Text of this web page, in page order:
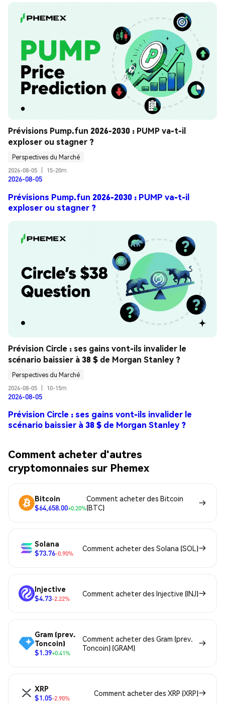
Prévisions Pump.fun 2026-2030 : PUMP va-t-il
exploser ou stagner ?
Perspectives du Marché
2026-08-05
15-20m
2026-08-05
Prévisions Pump.fun 2026-2030 : PUMP va-t-il
exploser ou stagner ?
Prévision Circle : ses gains vont-ils invalider le
scénario baissier à 38 $ de Morgan Stanley ?
Perspectives du Marché
2026-08-05
10-15m
2026-08-05
Prévision Circle : ses gains vont-ils invalider le
scénario baissier à 38 $ de Morgan Stanley ?
Comment acheter d'autres
cryptomonnaies sur Phemex
Bitcoin
$64,658.00+0.20%
Comment acheter des Bitcoin
(BTC)
Solana
$73.76-0.90%
Comment acheter des Solana (SOL)
Injective
$4.73-2.22%
Comment acheter des Injective (INJ)
Gram (prev.
Toncoin)
$1.39+0.41%
Comment acheter des Gram (prev.
Toncoin) (GRAM)
XRP
$1.05-2.90%
Comment acheter des XRP (XRP)